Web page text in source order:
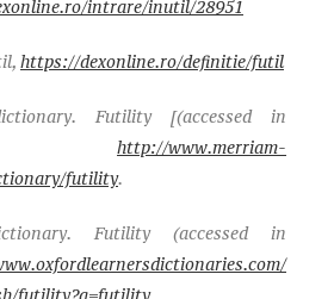
intrare/inutil/28951
https://dexonline.ro/definitie/futil
Futility [(accessed in
http://www.merriam-
futility.
Futility (accessed in